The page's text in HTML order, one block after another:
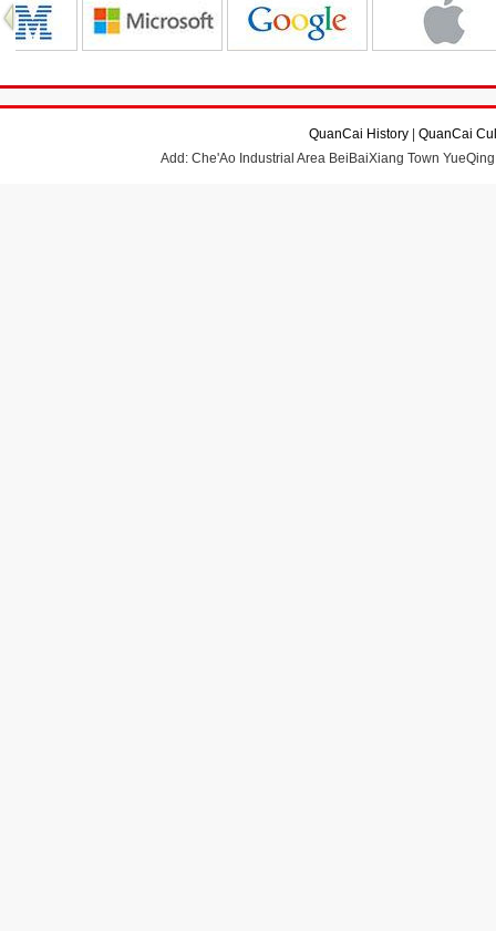
QuanCai History
QuanCai
Add: Che'Ao Industrial Area BeiBaiXiang Town